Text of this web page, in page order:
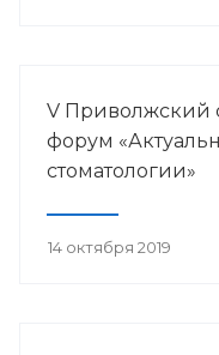
V Приволжский
форум
стоматологии»
14 октября 2019